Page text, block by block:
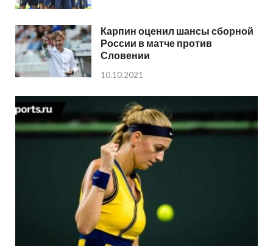
Карпин оценил шансы сборной
России в матче против
Словении
10.10.2021